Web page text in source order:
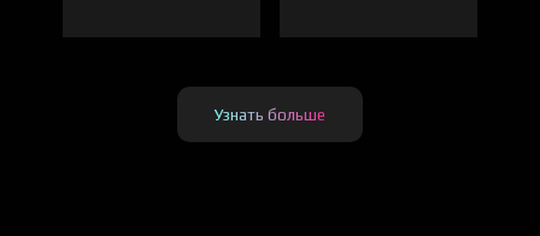
Узнать больше